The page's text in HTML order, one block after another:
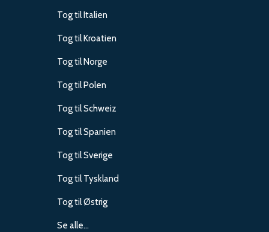
Tog til Italien
Tog til Kroatien
Tog til Norge
Tog til Polen
Tog til Schweiz
Tog til Spanien
Tog til Sverige
Tog til Tyskland
Tog til Østrig
Se alle…